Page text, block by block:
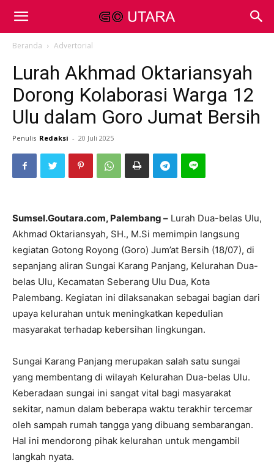
Beranda Advertorial
Lurah Akhmad Oktariansyah
Dorong Kolaborasi Warga 12
Ulu dalam Goro Jumat Bersih
Penulis Redaksi - 20 Juli 2025
Sumsel.Goutara.com, Palembang – Lurah Dua-belas Ulu,
Akhmad Oktariansyah, SH., M.Si memimpin langsung
kegiatan Gotong Royong (Goro) Jum’at Bersih (18/07), di
sepanjang aliran Sungai Karang Panjang, Kelurahan Dua-
belas Ulu, Kecamatan Seberang Ulu Dua, Kota
Palembang. Kegiatan ini dilaksanakan sebagai bagian dari
upaya kelurahan untuk meningkatkan kepedulian
masyarakat terhadap kebersihan lingkungan.
Sungai Karang Panjang merupakan salah satu sungai
yang membentang di wilayah Kelurahan Dua-belas Ulu.
Keberadaan sungai ini sangat vital bagi masyarakat
sekitar, namun dalam beberapa waktu terakhir tercemar
oleh sampah rumah tangga yang dibuang sembarangan.
Hal ini mendorong pihak kelurahan untuk mengambil
langkah nyata.